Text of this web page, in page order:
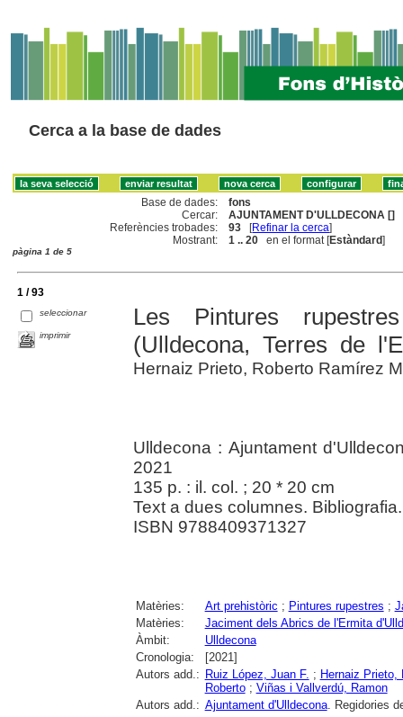
Cerca a la base de dades
Base de dades:
fons
Cercar:
AJUNTAMENT D'ULLDECONA []
Referències trobades:
93 [Refinar la cerca]
Mostrant:
1 .. 20 en el format [Estàndard]
pàgina 1 de 5
1 / 93
seleccionar
imprimir
Les Pintures
(Ulldecona, Terres de
Hernaiz Prieto, Roberto Ramírez
Ulldecona : Ajuntament
2021
135 p. : il. col. ; 20 * 20 cm
Text a dues columnes.
ISBN 9788409371327
Matèries: Art prehistòric ; Pintures rupestres ;
Matèries:
Jaciment dels Abrics de l'Ermita
Àmbit:
Ulldecona
Cronologia:
[2021]
Autors add.: Ruiz López, Juan F. ; Hernaiz Prieto,
Roberto; Viñas i Vallverdú, Ramon
Autors add.: Ajuntament d'Ulldecona. Regidories